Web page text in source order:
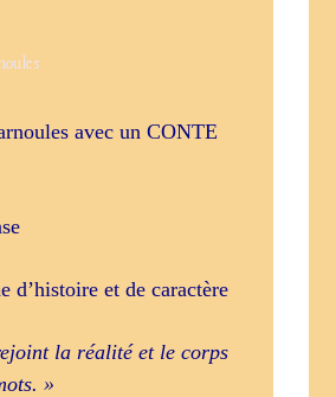
avec un CONTE
d’histoire et de caractère
la réalité et le corps
»